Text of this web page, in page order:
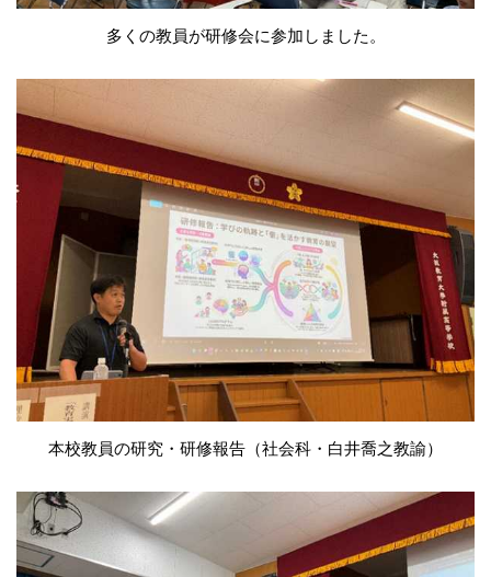
多くの教員が研修会に参加しました。
本校教員の研究・研修報告（社会科・白井喬之教諭）